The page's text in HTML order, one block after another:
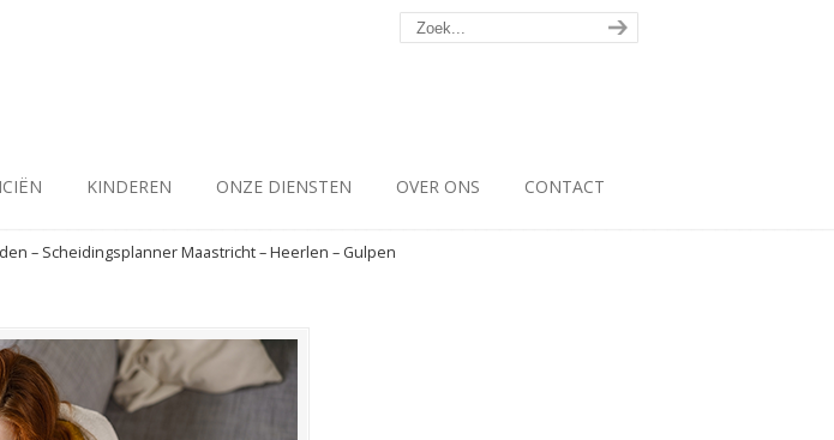
KINDEREN ONZE DIENSTEN OVER ONS CONTACT
– Scheidingsplanner Maastricht – Heerlen – Gulpen